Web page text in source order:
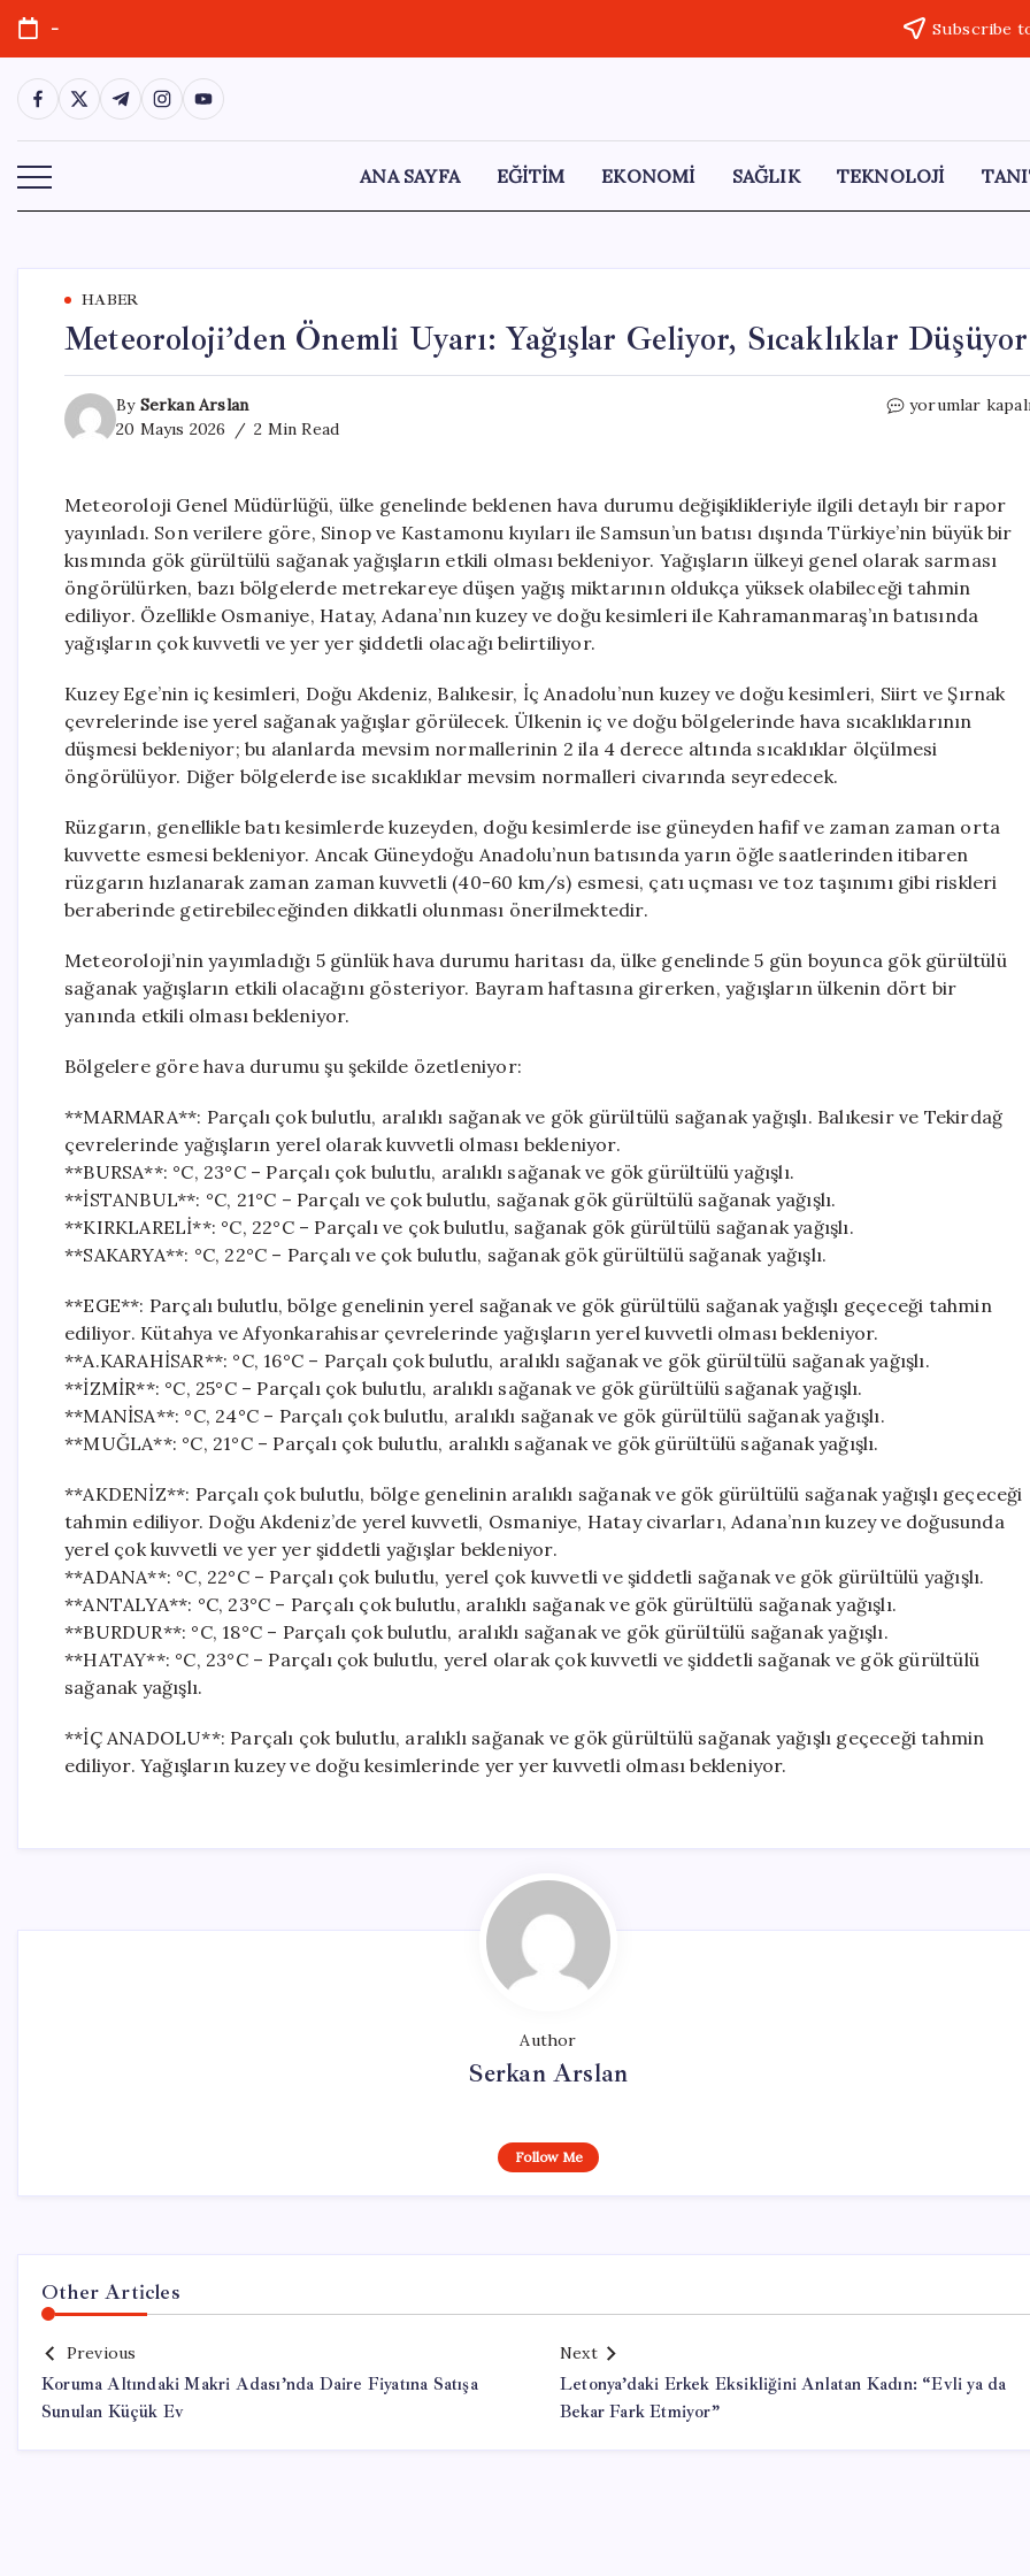
Skip
content
- Subscribe
https://www.facebook.com/
https://twitter.com/
https://t.me/
https://www.instagram.com/
https://youtube.com/
ANA SAYFA EĞİTİM EKONOMİ SAĞLIK TEKNOLOJİ
HABER
Meteoroloji’den Önemli Uyarı: Yağışlar Geliyor, Sıcaklıklar Düşüyor
By Serkan Arslan
20 Mayıs 2026
2 Min Read
Geliyor,
Sıcaklıklar
Düşüyor
için
yorumlar
Meteoroloji Genel Müdürlüğü, ülke genelinde beklenen hava durumu değişiklikleriyle ilgili detaylı bir rapor
yayınladı. Son verilere göre, Sinop ve Kastamonu kıyıları ile Samsun’un batısı dışında Türkiye’nin büyük bir
kısmında gök gürültülü sağanak yağışların etkili olması bekleniyor. Yağışların ülkeyi genel olarak sarması
öngörülürken, bazı bölgelerde metrekareye düşen yağış miktarının oldukça yüksek olabileceği tahmin
ediliyor. Özellikle Osmaniye, Hatay, Adana’nın kuzey ve doğu kesimleri ile Kahramanmaraş’ın batısında
yağışların çok kuvvetli ve yer yer şiddetli olacağı belirtiliyor.
Kuzey Ege’nin iç kesimleri, Doğu Akdeniz, Balıkesir, İç Anadolu’nun kuzey ve doğu kesimleri, Siirt ve Şırnak
çevrelerinde ise yerel sağanak yağışlar görülecek. Ülkenin iç ve doğu bölgelerinde hava sıcaklıklarının
düşmesi bekleniyor; bu alanlarda mevsim normallerinin 2 ila 4 derece altında sıcaklıklar ölçülmesi
öngörülüyor. Diğer bölgelerde ise sıcaklıklar mevsim normalleri civarında seyredecek.
Rüzgarın, genellikle batı kesimlerde kuzeyden, doğu kesimlerde ise güneyden hafif ve zaman zaman orta
kuvvette esmesi bekleniyor. Ancak Güneydoğu Anadolu’nun batısında yarın öğle saatlerinden itibaren
rüzgarın hızlanarak zaman zaman kuvvetli (40-60 km/s) esmesi, çatı uçması ve toz taşınımı gibi riskleri
beraberinde getirebileceğinden dikkatli olunması önerilmektedir.
Meteoroloji’nin yayımladığı 5 günlük hava durumu haritası da, ülke genelinde 5 gün boyunca gök gürültülü
sağanak yağışların etkili olacağını gösteriyor. Bayram haftasına girerken, yağışların ülkenin dört bir
yanında etkili olması bekleniyor.
Bölgelere göre hava durumu şu şekilde özetleniyor:
**MARMARA**: Parçalı çok bulutlu, aralıklı sağanak ve gök gürültülü sağanak yağışlı. Balıkesir ve Tekirdağ
çevrelerinde yağışların yerel olarak kuvvetli olması bekleniyor.
**BURSA**: °C, 23°C – Parçalı çok bulutlu, aralıklı sağanak ve gök gürültülü yağışlı.
**İSTANBUL**: °C, 21°C – Parçalı ve çok bulutlu, sağanak gök gürültülü sağanak yağışlı.
**KIRKLARELİ**: °C, 22°C – Parçalı ve çok bulutlu, sağanak gök gürültülü sağanak yağışlı.
**SAKARYA**: °C, 22°C – Parçalı ve çok bulutlu, sağanak gök gürültülü sağanak yağışlı.
**EGE**: Parçalı bulutlu, bölge genelinin yerel sağanak ve gök gürültülü sağanak yağışlı geçeceği tahmin
ediliyor. Kütahya ve Afyonkarahisar çevrelerinde yağışların yerel kuvvetli olması bekleniyor.
**A.KARAHİSAR**: °C, 16°C – Parçalı çok bulutlu, aralıklı sağanak ve gök gürültülü sağanak yağışlı.
**İZMİR**: °C, 25°C – Parçalı çok bulutlu, aralıklı sağanak ve gök gürültülü sağanak yağışlı.
**MANİSA**: °C, 24°C – Parçalı çok bulutlu, aralıklı sağanak ve gök gürültülü sağanak yağışlı.
**MUĞLA**: °C, 21°C – Parçalı çok bulutlu, aralıklı sağanak ve gök gürültülü sağanak yağışlı.
**AKDENİZ**: Parçalı çok bulutlu, bölge genelinin aralıklı sağanak ve gök gürültülü sağanak yağışlı geçeceği
tahmin ediliyor. Doğu Akdeniz’de yerel kuvvetli, Osmaniye, Hatay civarları, Adana’nın kuzey ve doğusunda
yerel çok kuvvetli ve yer yer şiddetli yağışlar bekleniyor.
**ADANA**: °C, 22°C – Parçalı çok bulutlu, yerel çok kuvvetli ve şiddetli sağanak ve gök gürültülü yağışlı.
**ANTALYA**: °C, 23°C – Parçalı çok bulutlu, aralıklı sağanak ve gök gürültülü sağanak yağışlı.
**BURDUR**: °C, 18°C – Parçalı çok bulutlu, aralıklı sağanak ve gök gürültülü sağanak yağışlı.
**HATAY**: °C, 23°C – Parçalı çok bulutlu, yerel olarak çok kuvvetli ve şiddetli sağanak ve gök gürültülü
sağanak yağışlı.
**İÇ ANADOLU**: Parçalı çok bulutlu, aralıklı sağanak ve gök gürültülü sağanak yağışlı geçeceği tahmin
ediliyor. Yağışların kuzey ve doğu kesimlerinde yer yer kuvvetli olması bekleniyor.
Author
Serkan Arslan
Follow Me
Other Articles
Previous
Koruma Altındaki Makri Adası’nda Daire Fiyatına Satışa
Sunulan Küçük Ev
Next
Letonya’daki Erkek Eksikliğini Anlatan Kadın: “Evli ya da
Bekar Fark Etmiyor”